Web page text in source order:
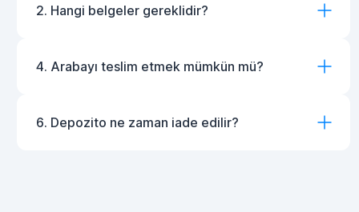
2. Hangi belgeler gereklidir?
4. Arabayı teslim etmek mümkün mü?
6. Depozito ne zaman iade edilir?